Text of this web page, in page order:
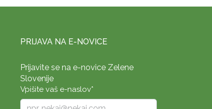
PRIJAVA NA E-NOVICE
Prijavite se na e-novice Zelene
Slovenije
Vpišite vaš e-naslov*